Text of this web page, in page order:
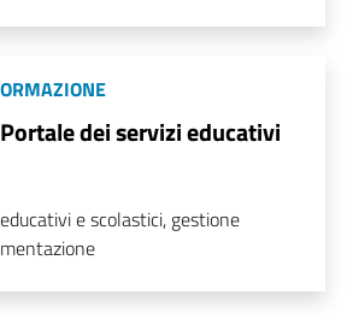
dei servizi educativi
e scolastici, gestione